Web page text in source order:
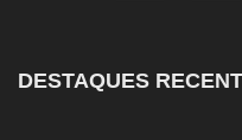
DESTAQUES